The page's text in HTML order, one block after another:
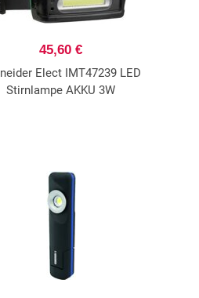
45,60 €
Elect IMT47239 LED
Stirnlampe AKKU 3W